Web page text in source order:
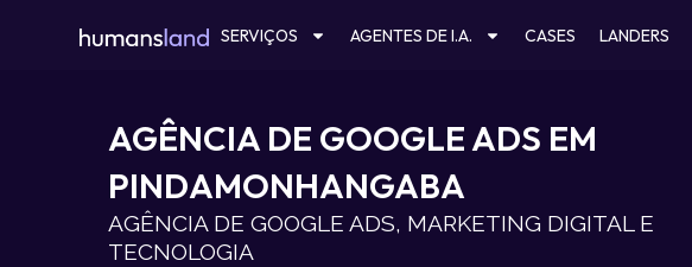
SERVIÇOS AGENTES DE I.A. CASES LANDERS
AGÊNCIA DE GOOGLE ADS EM
PINDAMONHANGABA
AGÊNCIA DE GOOGLE ADS, MARKETING DIGITAL E
TECNOLOGIA